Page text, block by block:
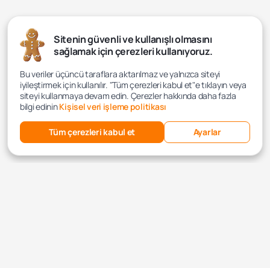
Sitenin güvenli ve kullanışlı olmasını
sağlamak için çerezleri kullanıyoruz.
Bu veriler üçüncü taraflara aktarılmaz ve yalnızca siteyi
iyileştirmek için kullanılır. "Tüm çerezleri kabul et"e tıklayın veya
siteyi kullanmaya devam edin. Çerezler hakkında daha fazla
bilgi edininKişisel veri işleme politikası
Tüm çerezleri kabul et Ayarlar